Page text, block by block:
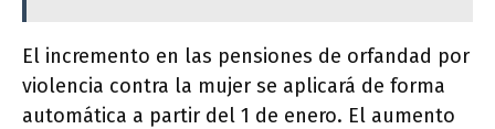
El incremento en las pensiones de orfandad por
violencia contra la mujer se aplicará de forma
automática a partir del 1 de enero. El aumento